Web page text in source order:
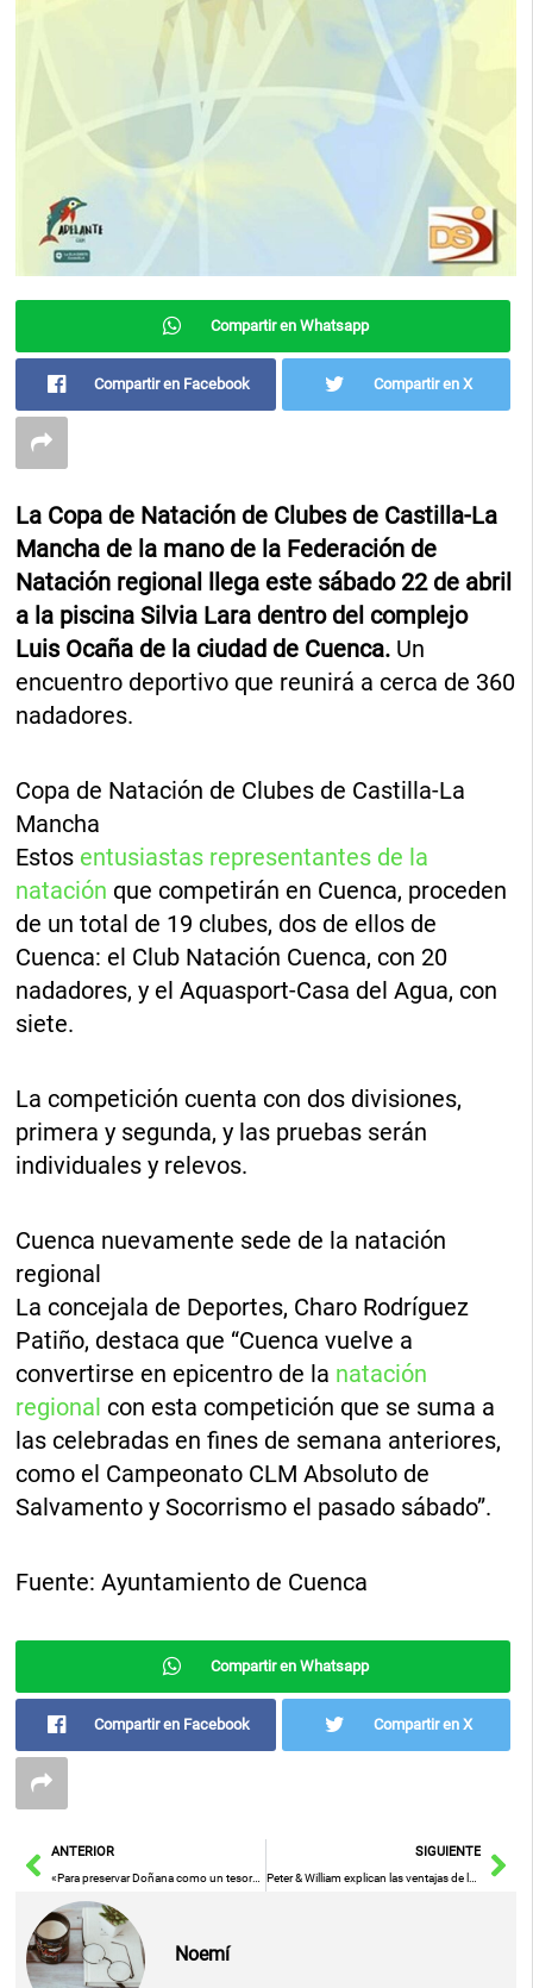
Compartir en Whatsapp
Compartir en Facebook Compartir en X
La Copa de Natación de Clubes de Castilla-La
Mancha de la mano de la Federación de
Natación regional llega este sábado 22 de abril
a la piscina Silvia Lara dentro del complejo
Luis Ocaña de la ciudad de Cuenca. Un
encuentro deportivo que reunirá a cerca de 360
nadadores.
Copa de Natación de Clubes de Castilla-La
Mancha
Estos entusiastas representantes de la
natación que competirán en Cuenca, proceden
de un total de 19 clubes, dos de ellos de
Cuenca: el Club Natación Cuenca, con 20
nadadores, y el Aquasport-Casa del Agua, con
siete.
La competición cuenta con dos divisiones,
primera y segunda, y las pruebas serán
individuales y relevos.
Cuenca nuevamente sede de la natación
regional
La concejala de Deportes, Charo Rodríguez
Patiño, destaca que “Cuenca vuelve a
convertirse en epicentro de la natación
regional con esta competición que se suma a
las celebradas en fines de semana anteriores,
como el Campeonato CLM Absoluto de
Salvamento y Socorrismo el pasado sábado”.
Fuente: Ayuntamiento de Cuenca
Compartir en Whatsapp
Compartir en Facebook Compartir en X
AntANTERIOR
«Para preservar Doñana como un tesoro, Sánchez insta a Moreno a abandonar su actitud arrogante y soberbia»
SIGUIENTE
Noemí